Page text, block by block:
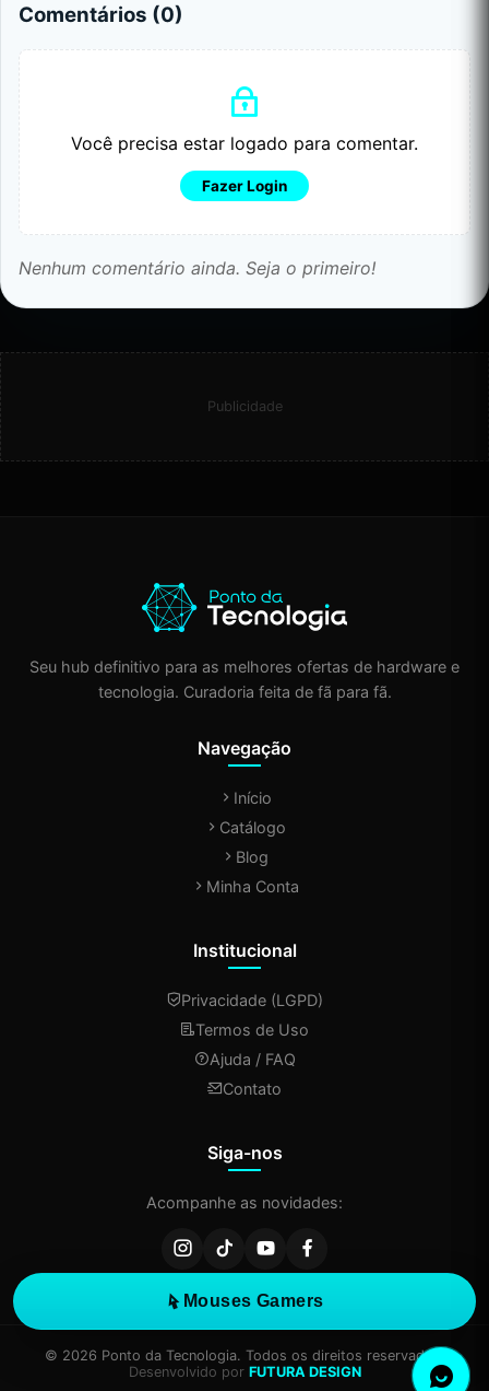
Comentários (0)
Você precisa estar logado para comentar.
Fazer Login
Nenhum comentário ainda. Seja o primeiro!
Publicidade
Seu hub definitivo para as melhores ofertas de hardware e
tecnologia. Curadoria feita de fã para fã.
Navegação
Início
Catálogo
Blog
Minha Conta
Institucional
Privacidade (LGPD)
Termos de Uso
Ajuda / FAQ
Contato
Siga-nos
Acompanhe as novidades:
© 2026 Ponto da Tecnologia. Todos os direitos reservados.
Desenvolvido por FUTURA DESIGN
Mouses Gamers